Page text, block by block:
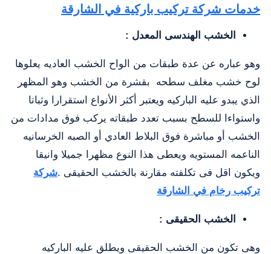
خدمات شركة تركيب باركية في الشارقة
الخشب الهندسى المعدل :
وهو عباره عن عدة طبقات من الواح الخشب العاديه يعلوها
لوح خشب مغلف سطحه بقشرة من الخشب وهو المظهر
الذي يبدو عليه الباركيه ويعتبر أكثر الأنواع استقرارا وثباتا
واستواءا للسطح بسبب تعدد طبقاته يركب فوق مدادات من
الخشب أو مباشرة فوق البلاط العادي أو الصبه الخرسانيه
الناعمه المستويه ويعطى هذا النوع مظهرا جميلا وانيقا
ويكون اقل فى تكلفته مقارنة بالخشب الحقيقى .شركة
تركيب رخام في الشارقة
الخشب الحقيقى :
وهى تكون من الخشب الحقيقى ويطلق عليه الباركيه